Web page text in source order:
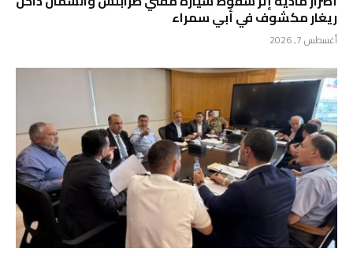
ريغار مكشوف في أبي سمراء
أغسطس 7, 2026